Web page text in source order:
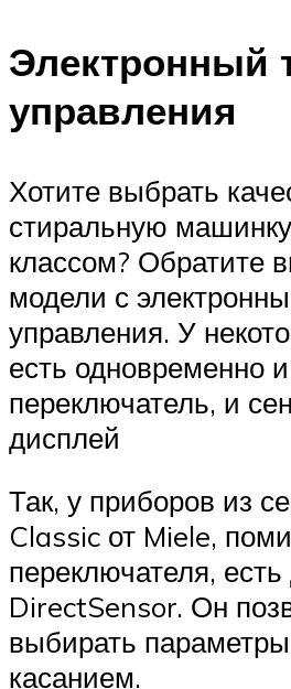
Электронный
управления
Хотите выбрать
стиральную
классом? Обратите
модели с
управления. У
есть одновременно
переключатель, и
дисплей
Так, у приборов из
Classic от Miele,
переключателя,
DirectSensor. Он
выбирать
касанием.